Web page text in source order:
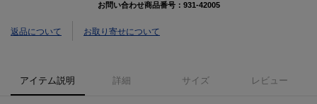
お問い合わせ商品番号： 931-42005
返品について お取り寄せについて
アイテム説明 詳細 サイズ レビュー